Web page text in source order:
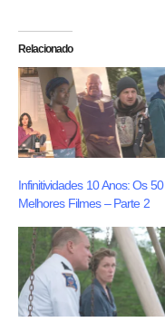
Relacionado
Infinitividades 10 Anos: Os 50
Melhores Filmes – Parte 2